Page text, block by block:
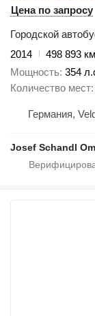
Цена по запросу
Городской
2014
498 893 км
Мощность 354
Количество мест
Германия,
Josef Schandl